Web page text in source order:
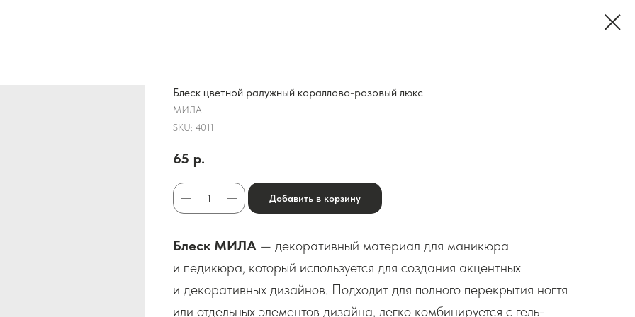
Блеск цветной радужный кораллово-розовый люкс
МИЛА
SKU: 4011
65 р.
Добавить в корзину
Блеск МИЛА — декоративный материал для маникюра
и педикюра, который используется для создания акцентных
и декоративных дизайнов. Подходит для полного перекрытия ногтя
или отдельных элементов дизайна, легко комбинируется с гель-